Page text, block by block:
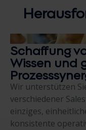
Schaffung
Wissen und
Wir unterstützen
verschiedener
einziges,
konsistente